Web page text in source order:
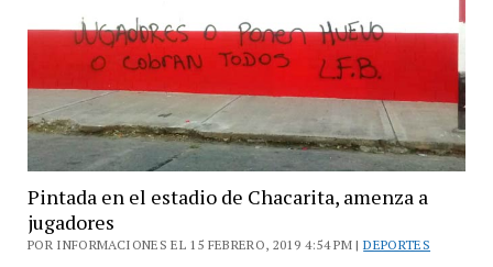
B
Nacional
con
5
defensores
Pintada en el estadio de Chacarita, amenza a
jugadores
POR INFORMACIONES EL 15 FEBRERO, 2019 4:54 PM |DEPORTES